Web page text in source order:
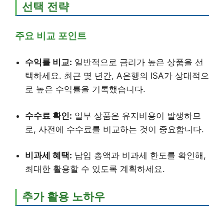
선택 전략
주요 비교 포인트
수익률 비교: 일반적으로 금리가 높은 상품을 선
택하세요. 최근 몇 년간, A은행의 ISA가 상대적으
로 높은 수익률을 기록했습니다.
수수료 확인: 일부 상품은 유지비용이 발생하므
로, 사전에 수수료를 비교하는 것이 중요합니다.
비과세 혜택: 납입 총액과 비과세 한도를 확인해,
최대한 활용할 수 있도록 계획하세요.
추가 활용 노하우